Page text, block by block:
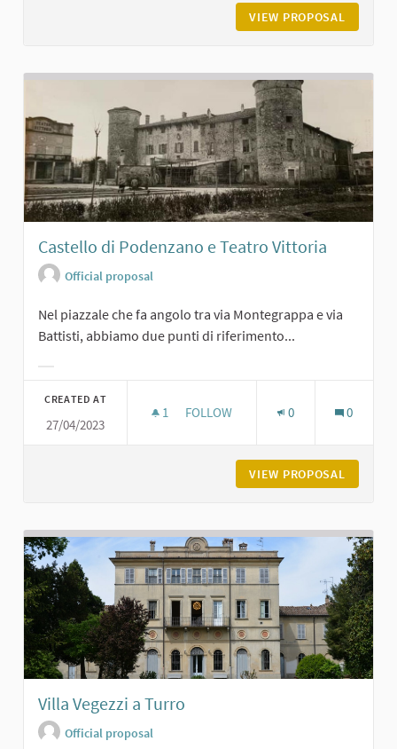
VIEW PROPOSAL
Castello di Podenzano e Teatro Vittoria
Official proposal
Nel piazzale che fa angolo tra via Montegrappa e via
Battisti, abbiamo due punti di riferimento...
CREATED AT
27/04/2023
1 1 FOLLOWER
FOLLOW 0 0
VIEW PROPOSAL
Villa Vegezzi a Turro
Official proposal